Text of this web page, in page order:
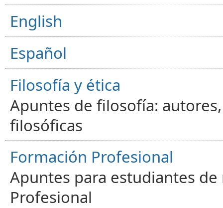
English
Español
Filosofía y ética
Apuntes de filosofía:
filosóficas
Formación Profesional
Apuntes para estudiantes
Profesional